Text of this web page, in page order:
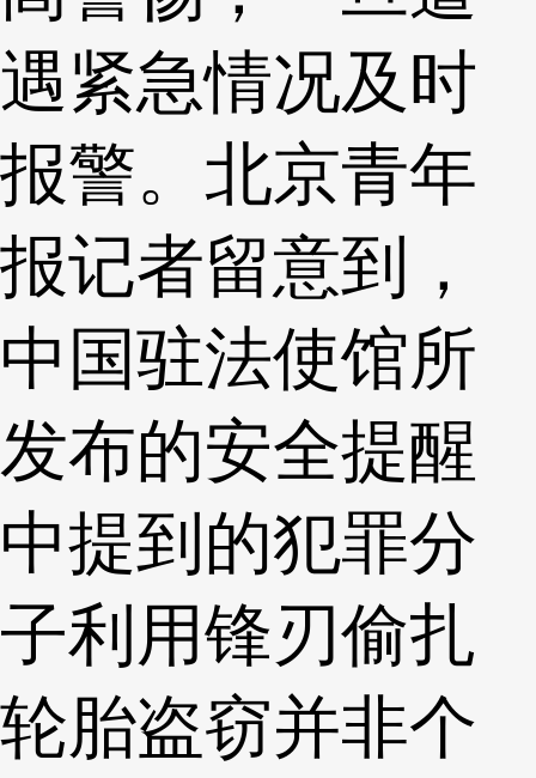
遇紧急情况及时
报警。北京青年
报记者留意到，
中国驻法使馆所
发布的安全提醒
中提到的犯罪分
子利用锋刃偷扎
轮胎盗窃并非个